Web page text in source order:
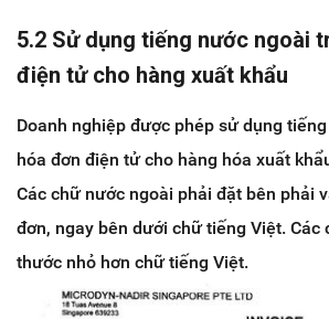
5.2 Sử dụng tiếng nước ngoài
điện tử cho hàng xuất khẩu
Doanh nghiệp được phép sử dụng
hóa đơn điện tử cho hàng hóa xuất
Các chữ nước ngoài phải đặt bên phải
đơn, ngay bên dưới chữ tiếng Việt. Các
thước nhỏ hơn chữ tiếng Việt.